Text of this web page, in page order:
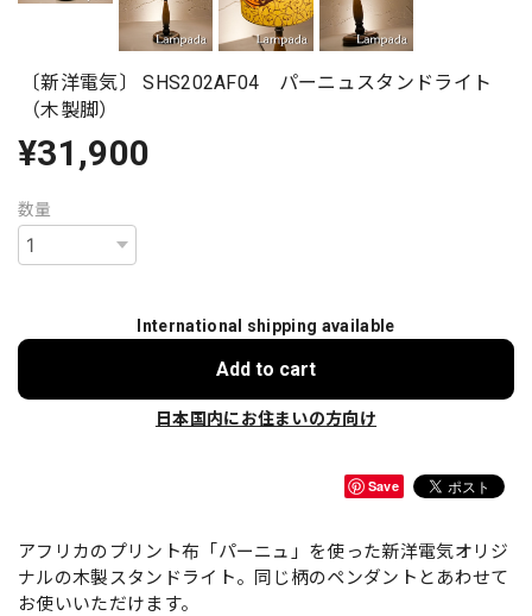
〔新洋電気〕 SHS202AF04 パーニュスタンドライト
（木製脚）
¥31,900
数量
International shipping available
Add to cart
日本国内にお住まいの方向け
Save
アフリカのプリント布「パーニュ」を使った新洋電気オリジ
ナルの木製スタンドライト。同じ柄のペンダントとあわせて
お使いいただけます。